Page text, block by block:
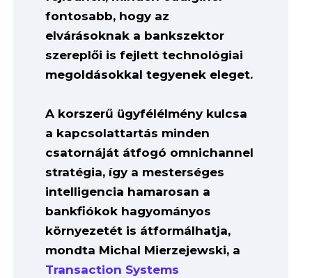
fontosabb, hogy az
elvárásoknak a bankszektor
szereplői is fejlett technológiai
megoldásokkal tegyenek eleget.
A korszerű ügyfélélmény kulcsa
a kapcsolattartás minden
csatornáját átfogó omnichannel
stratégia, így a mesterséges
intelligencia hamarosan a
bankfiókok hagyományos
környezetét is átformálhatja,
mondta Michal Mierzejewski, a
Transaction Systems